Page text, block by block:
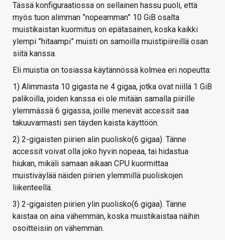
Tässä konfiguraatiossa on sellainen hassu puoli, että
myös tuon alimman ”nopeamman” 10 GiB osalta
muistikaistan kuormitus on epätasainen, koska kaikki
ylempi ”hitaampi” muisti on samoilla muistipiireillä osan
siitä kanssa.
Eli muistia on tosiassa käytännössä kolmea eri nopeutta:
1) Alimmasta 10 gigasta ne 4 gigaa, jotka ovat niillä 1 GiB
palikoilla, joiden kanssa ei ole mitään samalla piirille
ylemmässä 6 gigassa, joille menevät accessit saa
takuuvarmasti sen täyden kaista käyttöön.
2) 2-gigaisten piirien alin puolisko(6 gigaa). Tänne
accessit voivat olla joko hyvin nopeaa, tai hidastua
hiukan, mikäli samaan aikaan CPU kuormittaa
muistiväylää näiden piirien ylemmillä puoliskojen
liikenteellä.
3) 2-gigaisten piirien ylin puolisko(6 gigaa). Tänne
kaistaa on aina vähemmän, koska muistikaistaa näihin
osoitteisiin on vähemmän.